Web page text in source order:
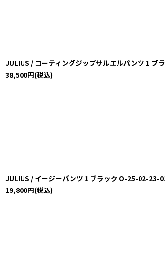
JULIUS / コーティングジップサルエルパンツ 1
38,500円(税込)
JULIUS / イージーパンツ 1 ブラック O-25-02-23-
19,800円(税込)